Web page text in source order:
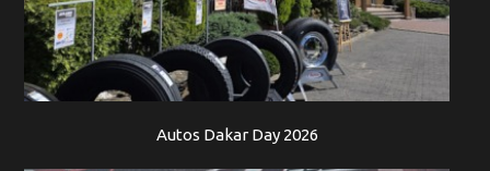
Autos Dakar Day 2026